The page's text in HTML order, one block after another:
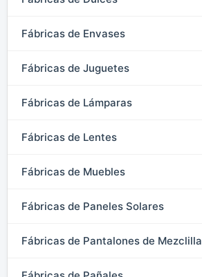
Fábricas de Envases
Fábricas de Juguetes
Fábricas de Lámparas
Fábricas de Lentes
Fábricas de Muebles
Fábricas de Paneles Solares
Fábricas de Pantalones de Mezclilla